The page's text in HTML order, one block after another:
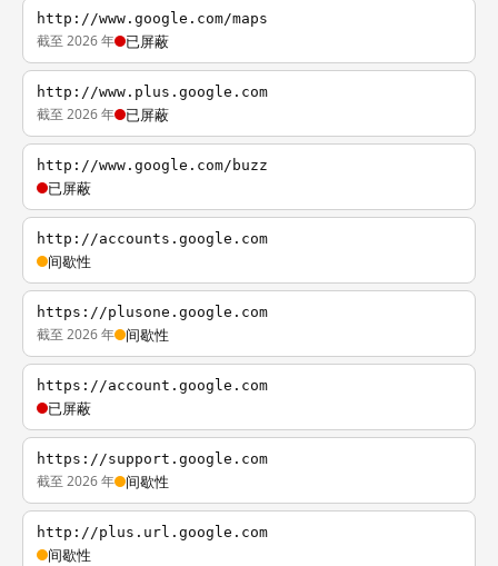
http://www.google.com/maps
截至 2026 年 已屏蔽
http://www.plus.google.com
截至 2026 年 已屏蔽
http://www.google.com/buzz
已屏蔽
http://accounts.google.com
间歇性
https://plusone.google.com
截至 2026 年 间歇性
https://account.google.com
已屏蔽
https://support.google.com
截至 2026 年 间歇性
http://plus.url.google.com
间歇性